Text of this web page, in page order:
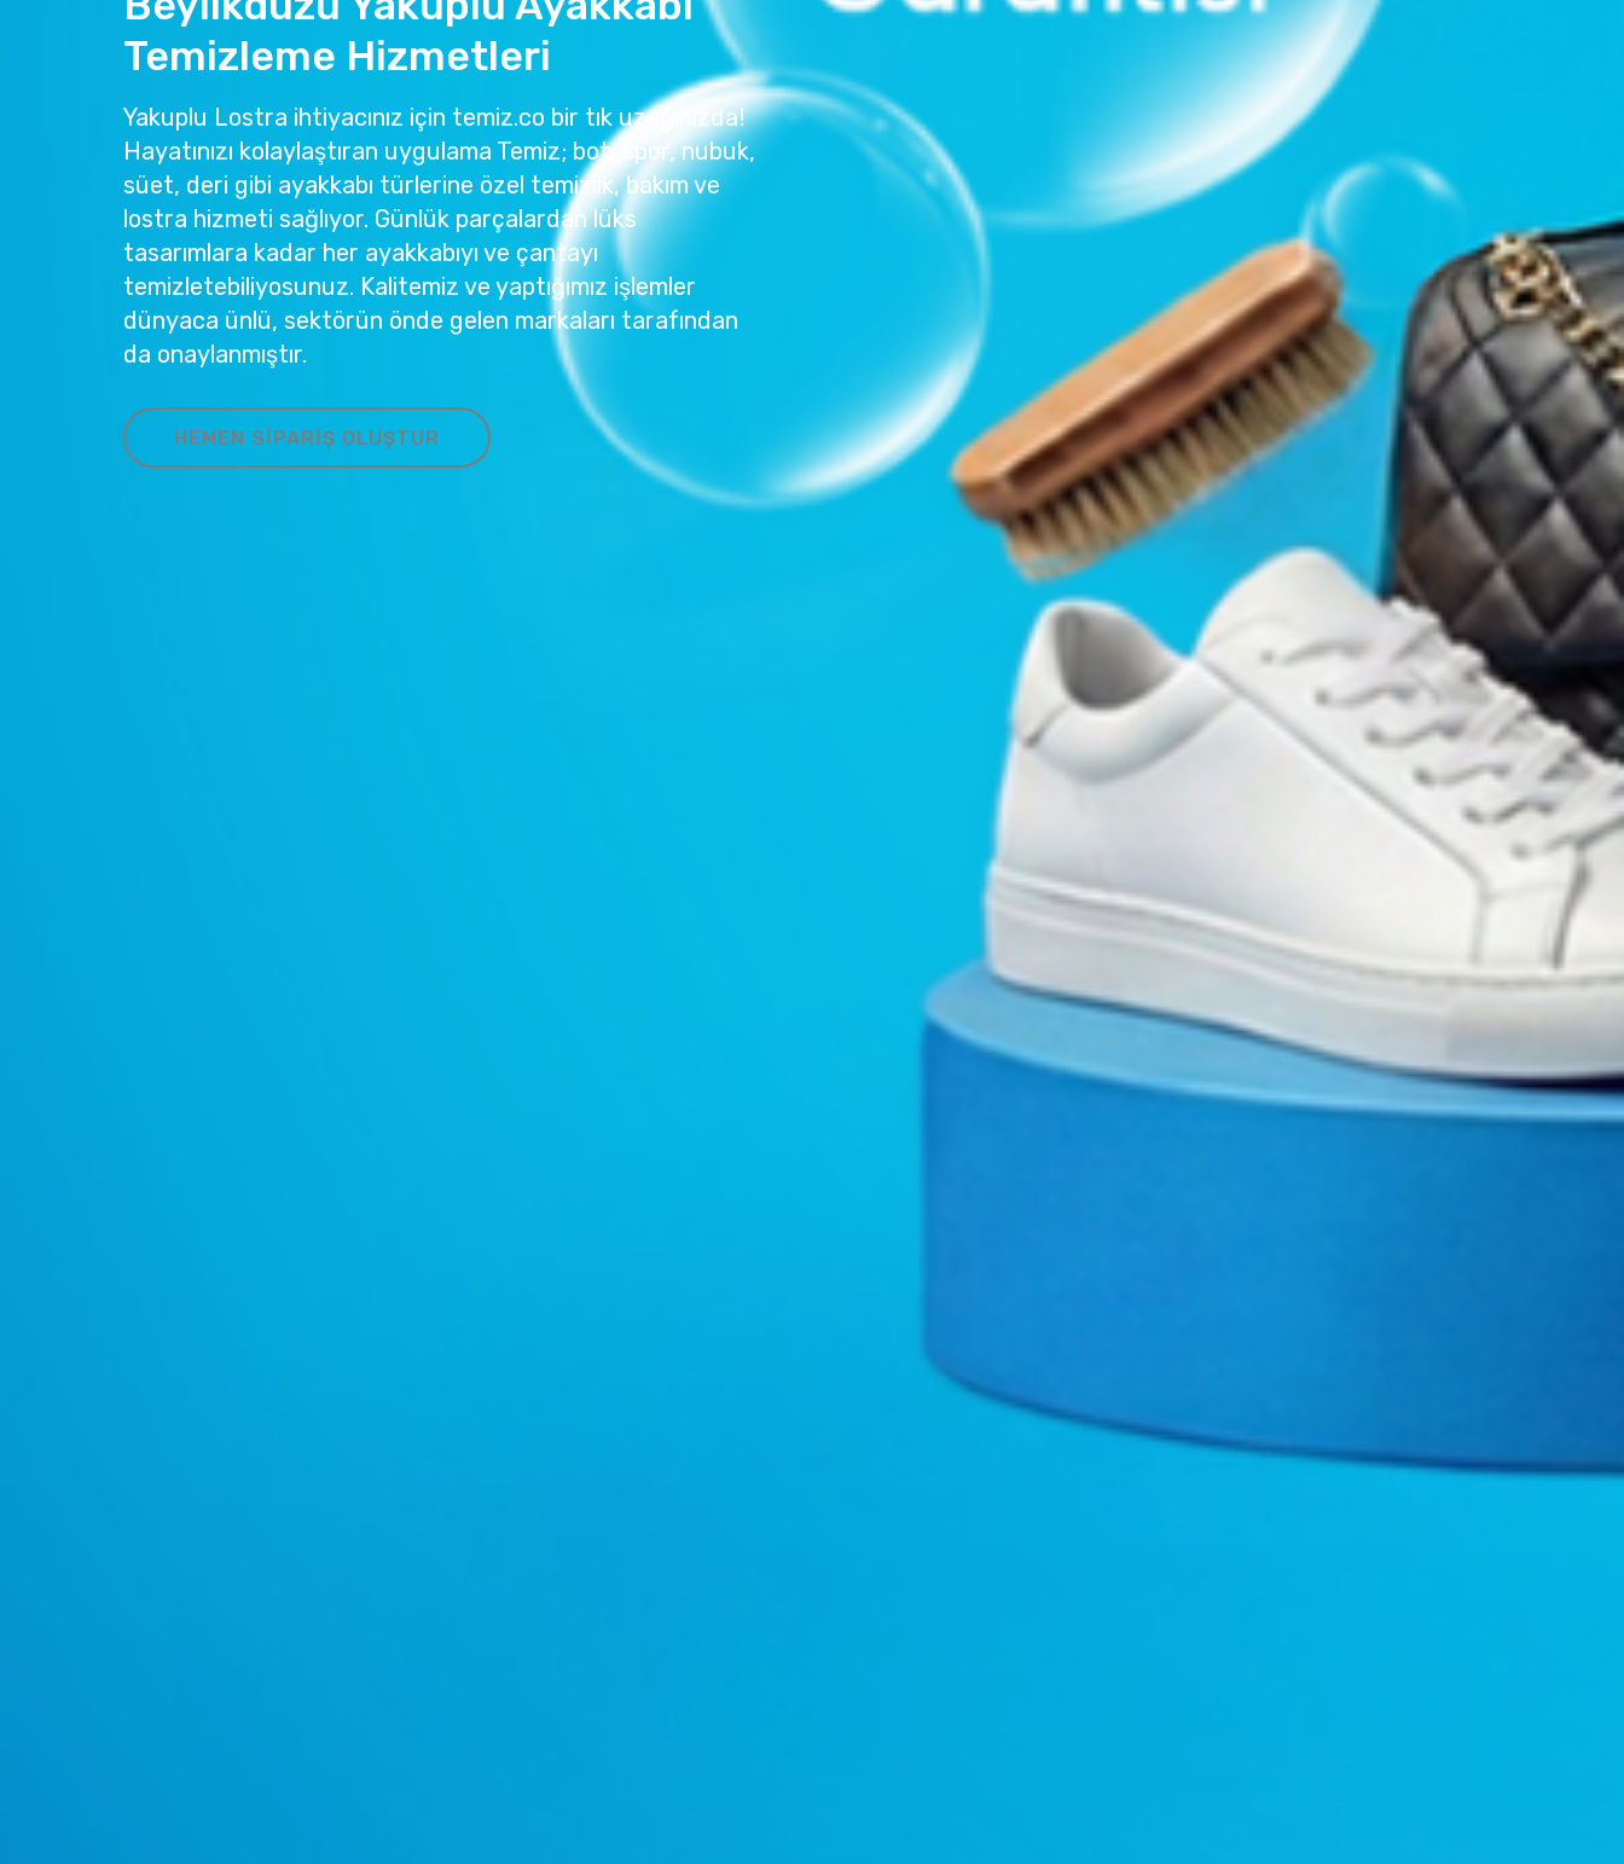
Temizleme Hizmetleri
Yakuplu Lostra ihtiyacınız için temiz.co bir tık uzağınızda!
Hayatınızı kolaylaştıran uygulama Temiz; bot, spor, nubuk,
süet, deri gibi ayakkabı türlerine özel temizlik, bakım ve
lostra hizmeti sağlıyor. Günlük parçalardan lüks
tasarımlara kadar her ayakkabıyı ve çantayı
temizletebiliyosunuz. Kalitemiz ve yaptığımız işlemler
dünyaca ünlü, sektörün önde gelen markaları tarafından
da onaylanmıştır.
HEMEN SIPARIŞ OLUŞTUR